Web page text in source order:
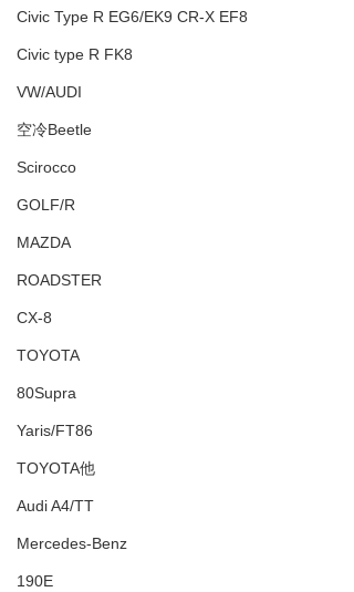
Civic Type R EG6/EK9 CR-X EF8
Civic type R FK8
VW/AUDI
空冷Beetle
Scirocco
GOLF/R
MAZDA
ROADSTER
CX-8
TOYOTA
80Supra
Yaris/FT86
TOYOTA他
Audi A4/TT
Mercedes-Benz
190E